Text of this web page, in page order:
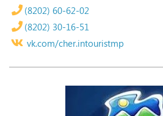
(8202) 60-62-02
(8202) 30-16-51
vk.com/cher.intouristmp